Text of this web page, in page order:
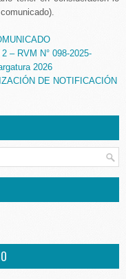
– RVM N° 098-2025-
2026
DE NOTIFICACIÓN